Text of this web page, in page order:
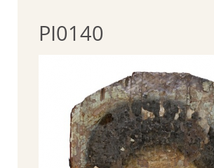
PI0140